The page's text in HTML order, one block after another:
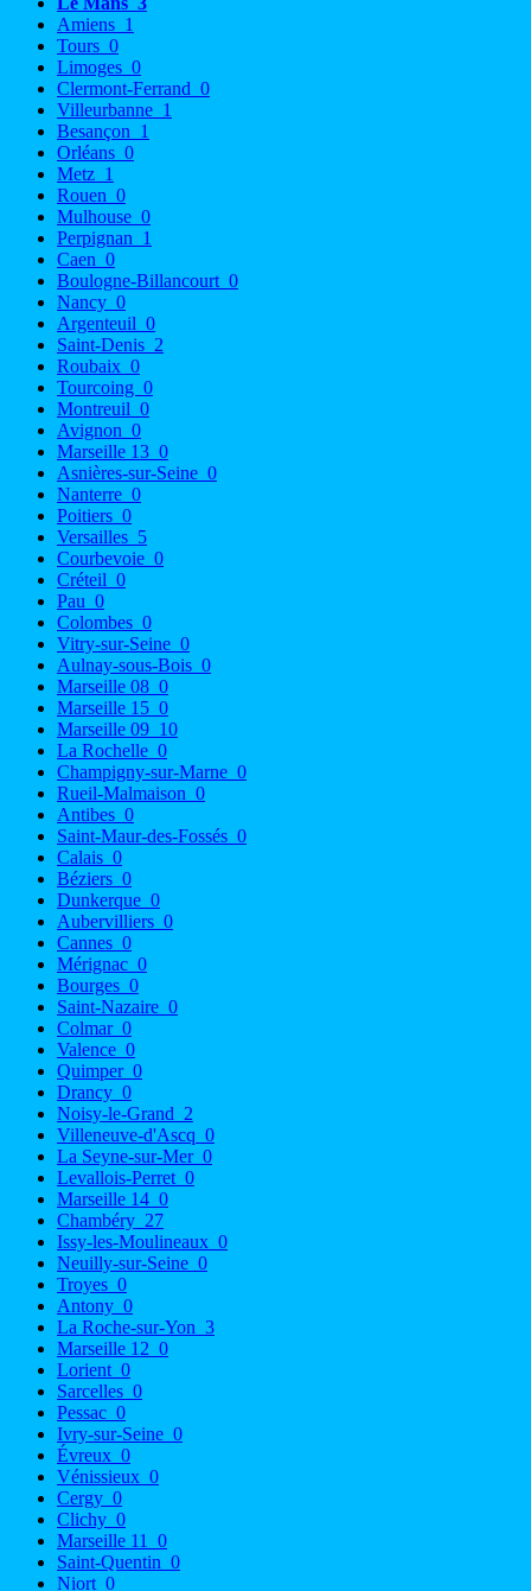
Amiens 1
Tours 0
Limoges 0
Clermont-Ferrand 0
Villeurbanne 1
Besançon 1
Orléans 0
Metz 1
Rouen 0
Mulhouse 0
Perpignan 1
Caen 0
Boulogne-Billancourt 0
Nancy 0
Argenteuil 0
Saint-Denis 2
Roubaix 0
Tourcoing 0
Montreuil 0
Avignon 0
Marseille 13 0
Asnières-sur-Seine 0
Nanterre 0
Poitiers 0
Versailles 5
Courbevoie 0
Créteil 0
Pau 0
Colombes 0
Vitry-sur-Seine 0
Aulnay-sous-Bois 0
Marseille 08 0
Marseille 15 0
Marseille 09 10
La Rochelle 0
Champigny-sur-Marne 0
Rueil-Malmaison 0
Antibes 0
Saint-Maur-des-Fossés 0
Calais 0
Béziers 0
Dunkerque 0
Aubervilliers 0
Cannes 0
Mérignac 0
Bourges 0
Saint-Nazaire 0
Colmar 0
Valence 0
Quimper 0
Drancy 0
Noisy-le-Grand 2
Villeneuve-d'Ascq 0
La Seyne-sur-Mer 0
Levallois-Perret 0
Marseille 14 0
Chambéry 27
Issy-les-Moulineaux 0
Neuilly-sur-Seine 0
Troyes 0
Antony 0
La Roche-sur-Yon 3
Marseille 12 0
Lorient 0
Sarcelles 0
Pessac 0
Ivry-sur-Seine 0
Évreux 0
Vénissieux 0
Cergy 0
Clichy 0
Marseille 11
0
Saint-Quentin 0
Niort 0